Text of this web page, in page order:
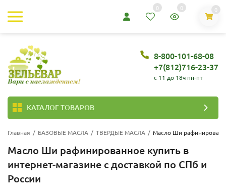
0 0 0
8-800-101-68-08
+7(812)716-23-37
c 11 до 18ч пн-пт
КАТАЛОГ ТОВАРОВ
Главная / БАЗОВЫЕ МАСЛА / ТВЕРДЫЕ МАСЛА / Масло Ши
Масло Ши рафинированное купить в
интернет-магазине с доставкой по СПб и
России